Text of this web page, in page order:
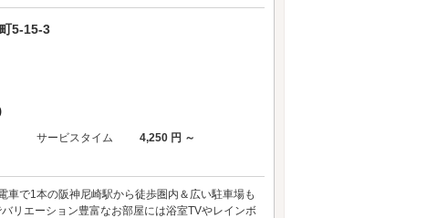
5-15-3
サービスタイム
4,250 円 ～
車で1本の阪神尼崎駅から徒歩圏内＆広い駐車場も
リエーション豊富なお部屋には浴室TVやレインボ